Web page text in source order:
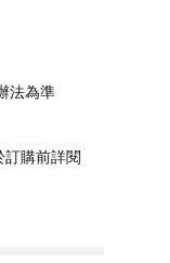
法為準
購前詳閱